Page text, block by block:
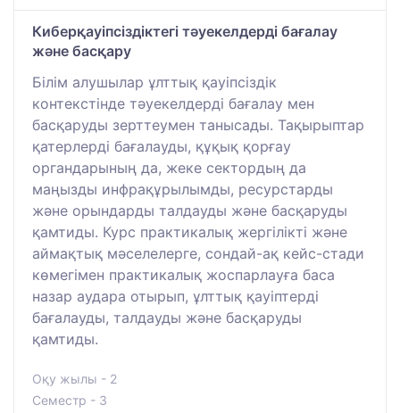
Киберқауіпсіздіктегі тәуекелдерді бағалау
және басқару
Білім алушылар ұлттық қауіпсіздік
контекстінде тәуекелдерді бағалау мен
басқаруды зерттеумен танысады. Тақырыптар
қатерлерді бағалауды, құқық қорғау
органдарының да, жеке сектордың да
маңызды инфрақұрылымды, ресурстарды
және орындарды талдауды және басқаруды
қамтиды. Курс практикалық жергілікті және
аймақтық мәселелерге, сондай-ақ кейс-стади
көмегімен практикалық жоспарлауға баса
назар аудара отырып, ұлттық қауіптерді
бағалауды, талдауды және басқаруды
қамтиды.
Оқу жылы - 2
Семестр - 3